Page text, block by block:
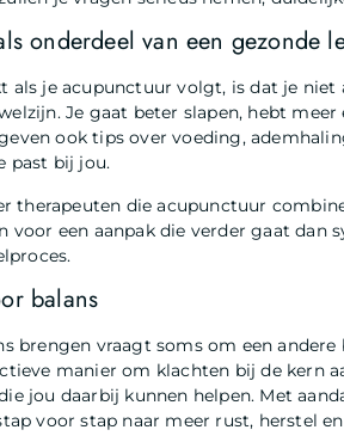
onderdeel van een gezonde
als je acupunctuur volgt, is dat je
Je gaat beter slapen, hebt
ook tips over voeding,
past bij jou.
therapeuten die acupunctuur
voor een aanpak die verder gaat
balans
brengen vraagt soms om een
manier om klachten bij de kern
jou daarbij kunnen helpen. Met
voor stap naar meer rust, herstel